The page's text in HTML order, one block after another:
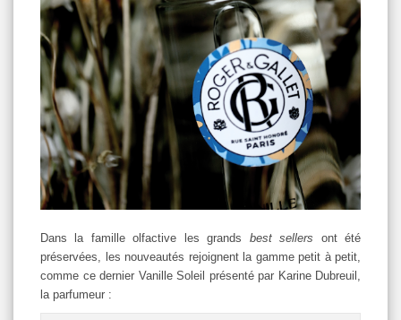
Dans la famille olfactive les grands best sellers ont été
préservées, les nouveautés rejoignent la gamme petit à petit,
comme ce dernier Vanille Soleil présenté par Karine Dubreuil,
la parfumeur :